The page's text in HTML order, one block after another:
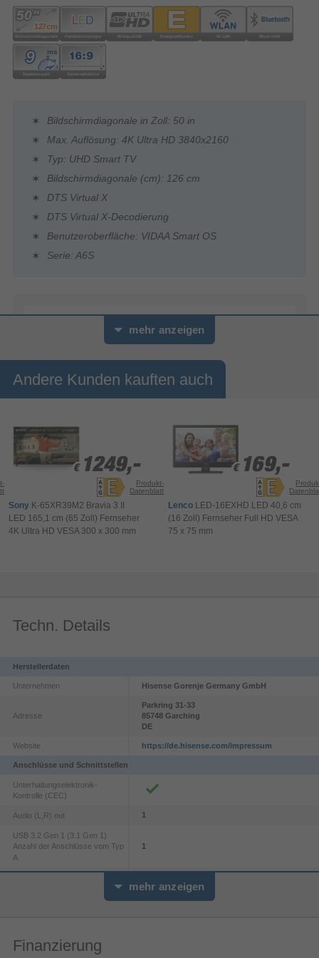
Bildschirmdiagonale in Zoll: 50 in
Max. Auflösung: 4K Ultra HD 3840x2160
Typ: UHD Smart TV
Bildschirmdiagonale (cm): 126 cm
DTS Virtual X
DTS Virtual X-Decodierung
Benutzeroberfläche: VIDAA Smart OS
Serie: A6S
AI 4K Upscaler
Alle Inhalte werden in atemberaubender 4K-
und reduzieren Rauschen – und heben so geliebte
AI Smooth Motion
dank AI Smooth Motion. Die intelligente
mehr anzeigen
Andere Kunden kauften auch
€ 1249,-
€ 1249,-
Produkt-
Datenblatt
Sony K-65XR39M2 Bravia 3 II
LED 165,1 cm (65 Zoll) Fernseher
4K Ultra HD VESA 300 x 300 mm
€ 169,-
€ 169,-
Lenco LED-16EXHD LED 40,6 cm
(16 Zoll) Fernseher Full HD VESA
75 x 75 mm
Techn. Details
Herstellerdaten
Unternehmen Hisense Gorenje Germany GmbH
Adresse
Parkring 31-33
85748 Garching
DE
Website https://de.hisense.com/impressum
Anschlüsse und Schnittstellen
Unterhaltungselektronik-
Kontrolle (CEC)
Audio (L,R) out 1
USB 3.2 Gen 1 (3.1 Gen 1)
Anzahl der Anschlüsse vom Typ
A
1
mehr anzeigen
Finanzierung